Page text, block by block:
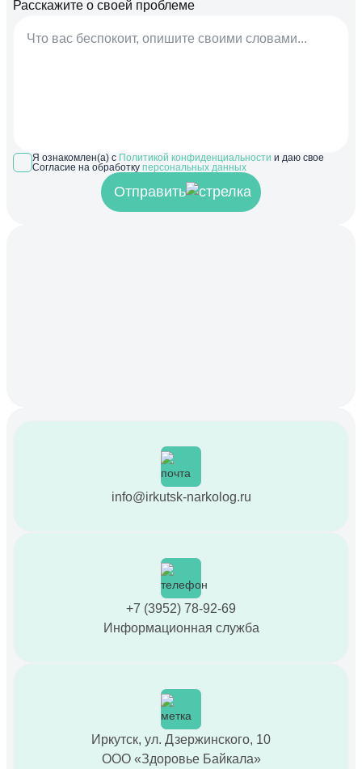
info@irkutsk-narkolog.ru
+7 (3952) 78-92-69
Информационная служба
Иркутск, ул. Дзержинского, 10
ООО «Здоровье Байкала»
Расскажите о своей проблеме
Я ознакомлен(а) с Политикой конфиденциальности и даю свое
Согласие на обработку персональных данных
Отправить